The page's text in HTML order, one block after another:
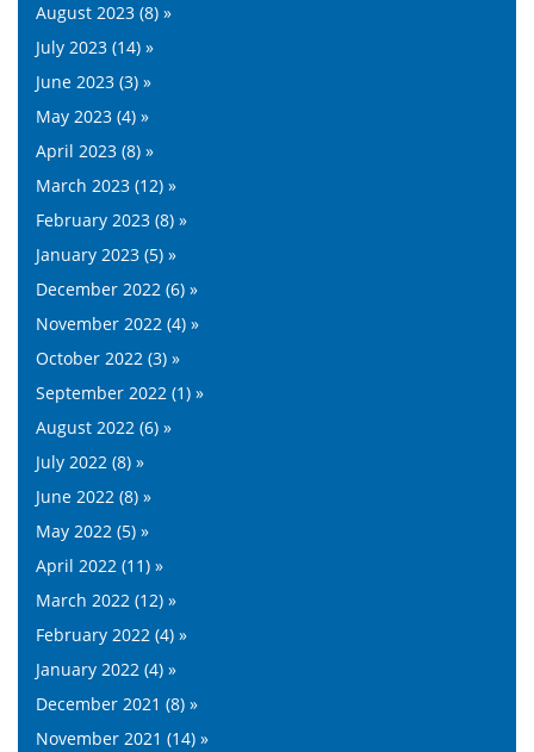
August 2023 (8) »
July 2023 (14) »
June 2023 (3) »
May 2023 (4) »
April 2023 (8) »
March 2023 (12) »
February 2023 (8) »
January 2023 (5) »
December 2022 (6) »
November 2022 (4) »
October 2022 (3) »
September 2022 (1) »
August 2022 (6) »
July 2022 (8) »
June 2022 (8) »
May 2022 (5) »
April 2022 (11) »
March 2022 (12) »
February 2022 (4) »
January 2022 (4) »
December 2021 (8) »
November 2021 (14) »